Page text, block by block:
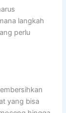
langkah
perlu
yang bisa